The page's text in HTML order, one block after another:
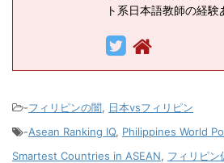
ト系日本語教師の経験
-フィリピンの闇, 日本vsフィリピン
-Asean Ranking IQ, Philippines World
Smartest Countries in ASEAN, フィリピン